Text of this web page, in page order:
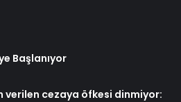
Başlanıyor
verilen cezaya öfkesi dinmiyor: